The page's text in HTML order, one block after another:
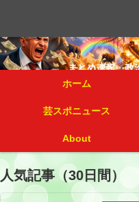
ホーム
芸スポニュース
About
人気記事（30日間）